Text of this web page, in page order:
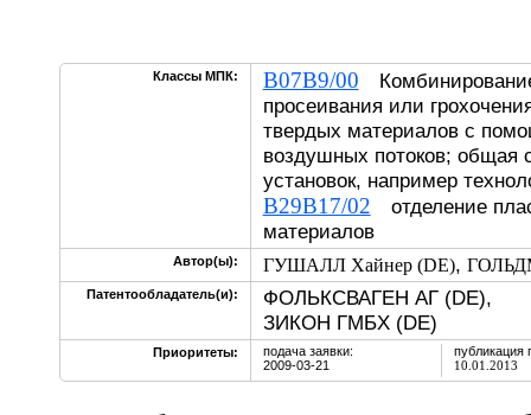
Классы МПК: B07B9/00
просеивания или
твердых материалов с
воздушных потоков; общая
установок, например
B29B17/02 отделение
материалов
Автор(ы): ГУШАЛЛ Хайнер (DE),
Патентообладатель(и):
ФОЛЬКСВАГЕН АГ (DE),
ЗИКОН ГМБХ (DE)
Приоритеты:
подача заявки:
2009-03-21
публикация
10.01.2013